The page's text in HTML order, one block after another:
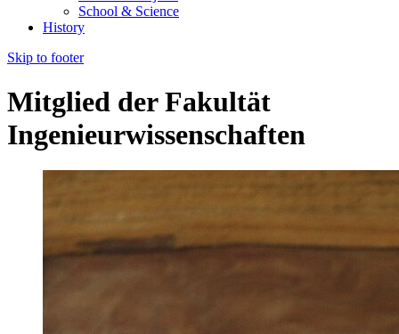
School & Science
History
Skip to footer
Mitglied der Fakultät
Ingenieurwissenschaften